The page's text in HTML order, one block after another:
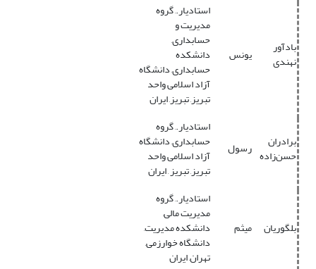
بادآور
نهندی یونس
استادیار., گروه
مدیریت و
حسابداری,
دانشکده
حسابداری, دانشگاه
آزاد اسلامی واحد
تبریز, تبریز, ایران
برادران
حسن‌زاده رسول
استادیار., گروه
حسابداری, دانشگاه
آزاد اسلامی واحد
تبریز, تبریز , ایران
بلگوریان میثم
استادیار., گروه
مدیریت مالی,
دانشکده مدیریت,
دانشگاه خوارزمی,
تهران, ایران